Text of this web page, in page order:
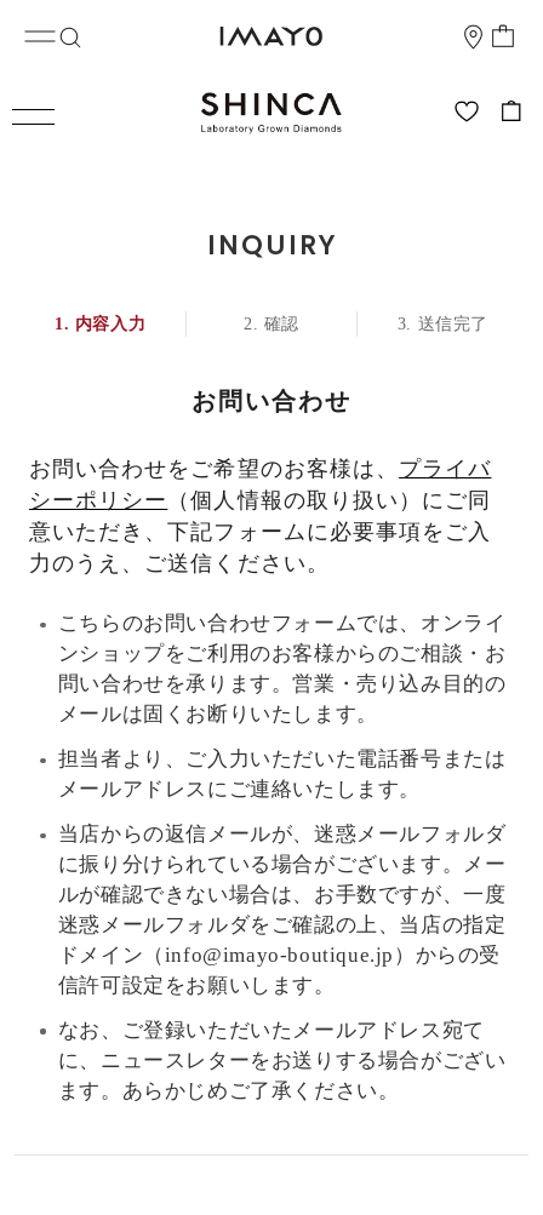
INQUIRY
内容入力 確認 送信完了
お問い合わせ
お問い合わせをご希望のお客様は、 プライバ
シーポリシー
（個人情報の取り扱い）にご同
意いただき、下記フォームに必要事項をご入
力のうえ、ご送信ください。
こちらのお問い合わせフォームでは、オンライ
ンショップをご利用のお客様からのご相談・お
問い合わせを承ります。営業・売り込み目的の
メールは固くお断りいたします。
担当者より、ご入力いただいた電話番号または
メールアドレスにご連絡いたします。
当店からの返信メールが、迷惑メールフォルダ
に振り分けられている場合がございます。メー
ルが確認できない場合は、お手数ですが、一度
迷惑メールフォルダをご確認の上、当店の指定
ドメイン（info@imayo-boutique.jp）からの受
信許可設定をお願いします。
なお、ご登録いただいたメールアドレス宛て
に、ニュースレターをお送りする場合がござい
ます。あらかじめご了承ください。